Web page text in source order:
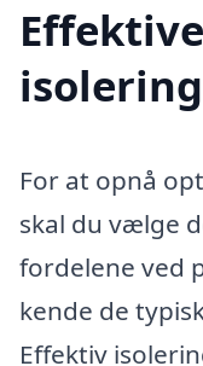
For at opnå
skal du vælge
fordelene ved
kende de
Effektiv